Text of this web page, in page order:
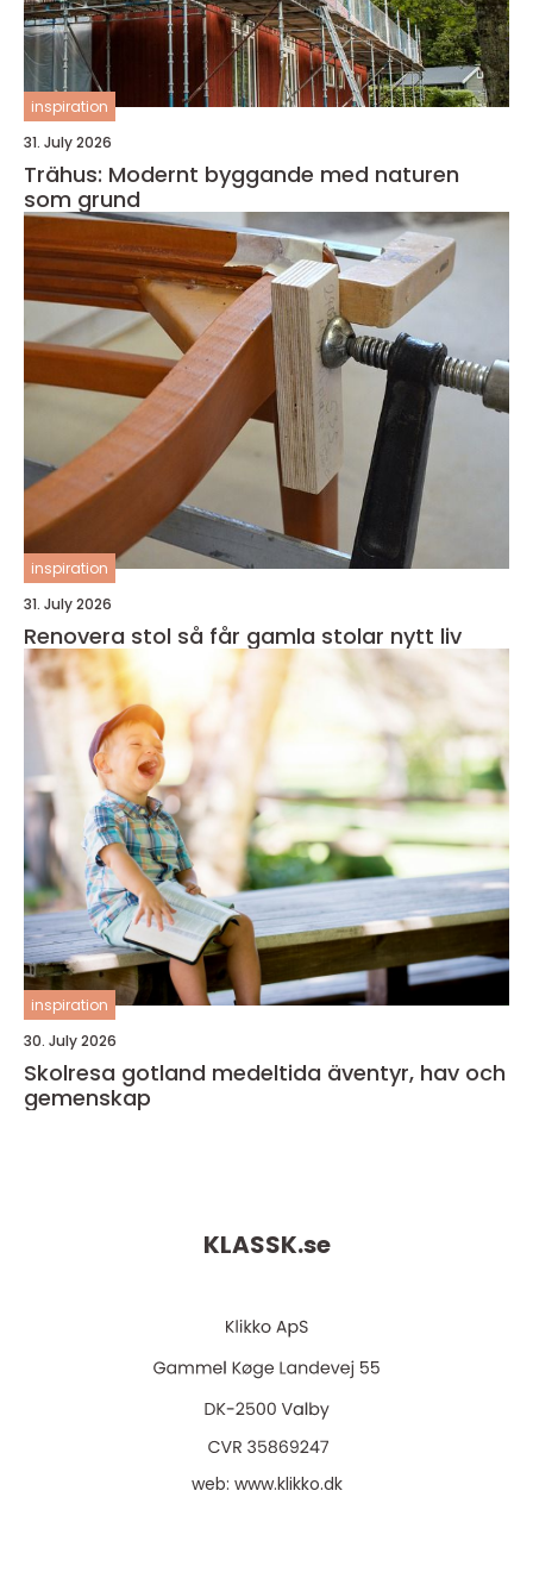
inspiration
31. July 2026
Trähus: Modernt byggande med naturen
som grund
inspiration
31. July 2026
Renovera stol så får gamla stolar nytt liv
inspiration
30. July 2026
Skolresa gotland medeltida äventyr, hav och
gemenskap
KLASSK.se
web: www.klikko.dk